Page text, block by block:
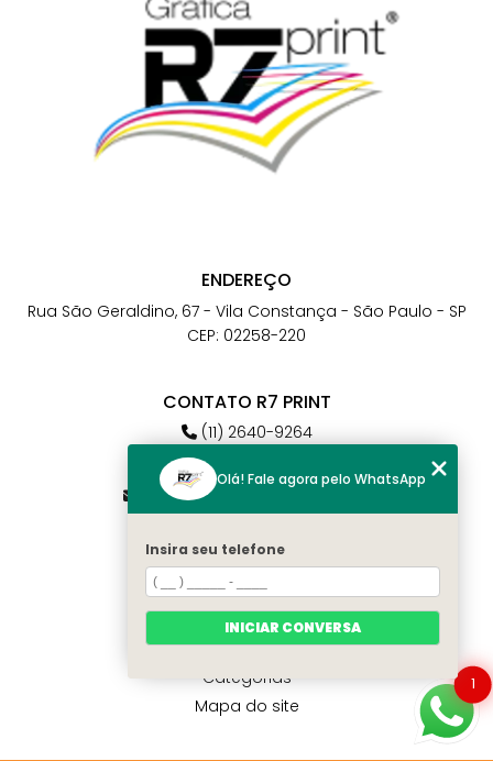
ENDEREÇO
Rua São Geraldino, 67 - Vila Constança - São Paulo - SP
CEP: 02258-220
CONTATO R7 PRINT
(11) 2640-9264
(11) 98784-6664
atendimento@r7print.com.br
MENU
Home
Quem somos
Contato
Categorias
Mapa do site
1
Olá! Fale agora pelo WhatsApp
Insira seu telefone
INICIAR CONVERSA